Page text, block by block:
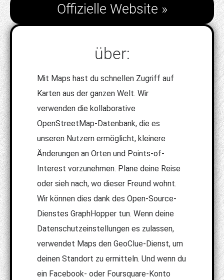
Offizielle Website »
über:
Mit Maps hast du schnellen Zugriff auf
Karten aus der ganzen Welt. Wir
verwenden die kollaborative
OpenStreetMap-Datenbank, die es
unseren Nutzern ermöglicht, kleinere
Änderungen an Orten und Points-of-
Interest vorzunehmen. Plane deine Reise
oder sieh nach, wo dieser Freund wohnt.
Wir können dies dank des Open-Source-
Dienstes GraphHopper tun. Wenn deine
Datenschutzeinstellungen es zulassen,
verwendet Maps den GeoClue-Dienst, um
deinen Standort zu ermitteln. Und wenn du
ein Facebook- oder Foursquare-Konto